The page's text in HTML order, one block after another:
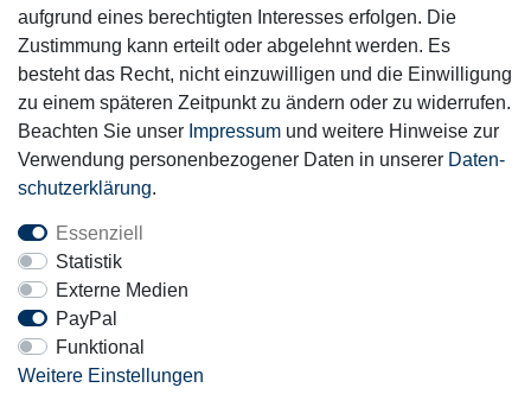
Motor-Fit
© Copyright 2026 | Alle Rechte vorbehalten.
aufgrund eines berechtigten Interesses erfolgen. Die
Zustimmung kann erteilt oder abgelehnt werden. Es
besteht das Recht, nicht einzuwilligen und die Einwilligung
zu einem späteren Zeitpunkt zu ändern oder zu widerrufen.
Beachten Sie unser Impressum und weitere Hinweise zur
Verwendung personenbezogener Daten in unserer Daten­
schutz­erklärung.
Essenziell
Statistik
Externe Medien
PayPal
Funktional
Weitere Einstellungen